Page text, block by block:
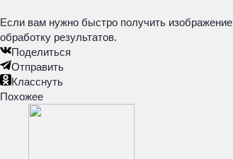
Если вам нужно быстро получить
обработку результатов.
Поделиться
Отправить
Класснуть
Похожее